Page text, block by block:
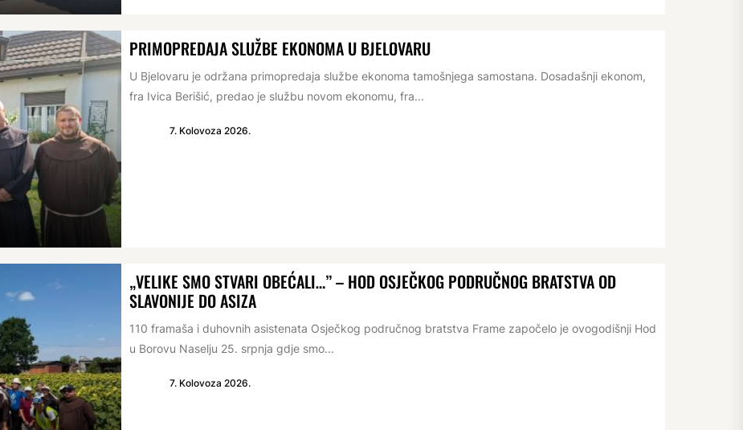
PRIMOPREDAJA SLUŽBE EKONOMA U BJELOVARU
U Bjelovaru je održana primopredaja službe ekonoma tamošnjega samostana. Dosadašnji ekonom,
fra Ivica Berišić, predao je službu novom ekonomu, fra...
7. Kolovoza 2026.
„VELIKE SMO STVARI OBEĆALI…” – HOD OSJEČKOG PODRUČNOG BRATSTVA OD
SLAVONIJE DO ASIZA
110 framaša i duhovnih asistenata Osječkog područnog bratstva Frame započelo je ovogodišnji Hod
u Borovu Naselju 25. srpnja gdje smo...
7. Kolovoza 2026.